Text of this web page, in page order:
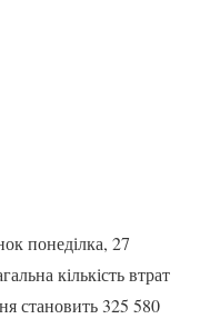
понеділка, 27
кількість втрат
становить 325 580